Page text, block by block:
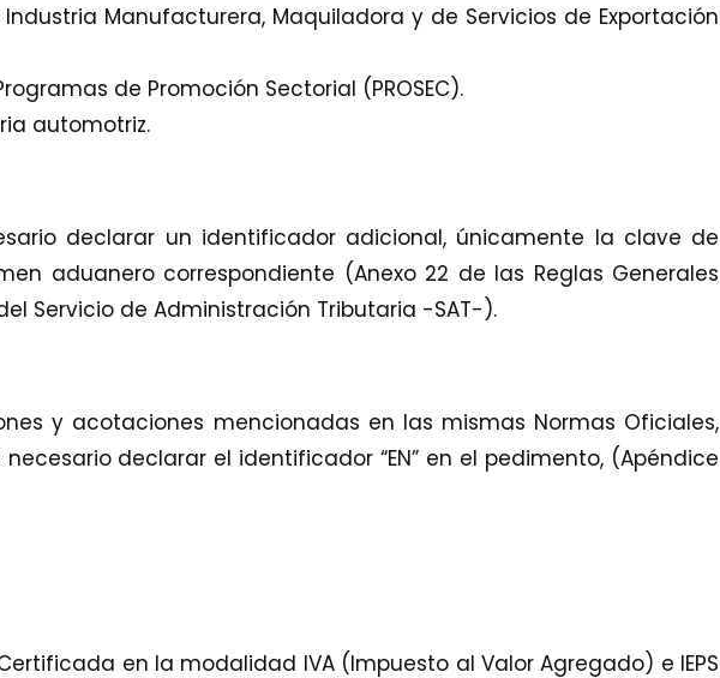
Manufacturera, Maquiladora y de Servicios de Exportación
de Promoción Sectorial (PROSEC).
automotriz.
declarar un identificador adicional, únicamente la clave de
aduanero correspondiente (Anexo 22 de las Reglas Generales
Servicio de Administración Tributaria -SAT-).
y acotaciones mencionadas en las mismas Normas Oficiales,
declarar el identificador “EN” en el pedimento, (Apéndice
en la modalidad IVA (Impuesto al Valor Agregado) e IEPS